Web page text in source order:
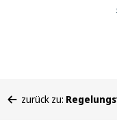
befinden
zurück zu: